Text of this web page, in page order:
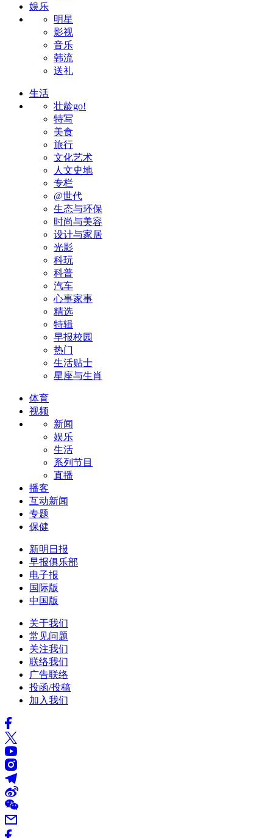
娱乐
明星
影视
音乐
韩流
送礼
生活
壮龄go!
特写
美食
旅行
文化艺术
人文史地
专栏
@世代
生态与环保
时尚与美容
设计与家居
光影
科玩
科普
汽车
心事家事
精选
特辑
早报校园
热门
生活贴士
星座与生肖
体育
视频
新闻
娱乐
生活
系列节目
直播
播客
互动新闻
专题
保健
新明日报
早报俱乐部
电子报
国际版
中国版
关于我们
常见问题
关注我们
联络我们
广告联络
投函/投稿
加入我们